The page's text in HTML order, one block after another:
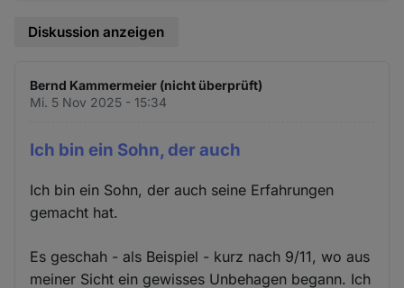
Diskussion anzeigen
Bernd Kammermeier (nicht überprüft)
Mi. 5 Nov 2025 - 15:34
Ich bin ein Sohn, der auch
Ich bin ein Sohn, der auch seine Erfahrungen
gemacht hat.
Es geschah - als Beispiel - kurz nach 9/11, wo aus
meiner Sicht ein gewisses Unbehagen begann. Ich